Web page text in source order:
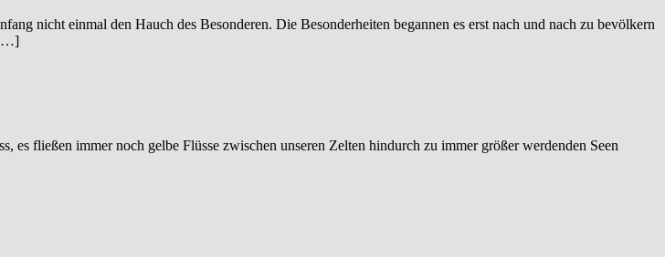
nicht einmal den Hauch des Besonderen. Die Besonderheiten begannen es erst nach und nach zu bevölkern
[…]
es fließen immer noch gelbe Flüsse zwischen unseren Zelten hindurch zu immer größer werdenden Seen